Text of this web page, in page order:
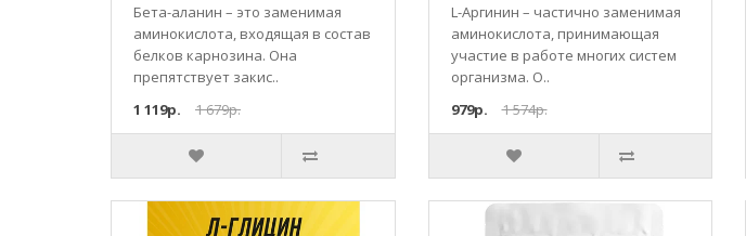
Бета-аланин – это заменимая
аминокислота, входящая в состав
белков карнозина. Она
препятствует закис..
1 119р.
1 679р.
L-Аргинин – частично заменимая
аминокислота, принимающая
участие в работе многих систем
организма. О..
979р.
1 574р.